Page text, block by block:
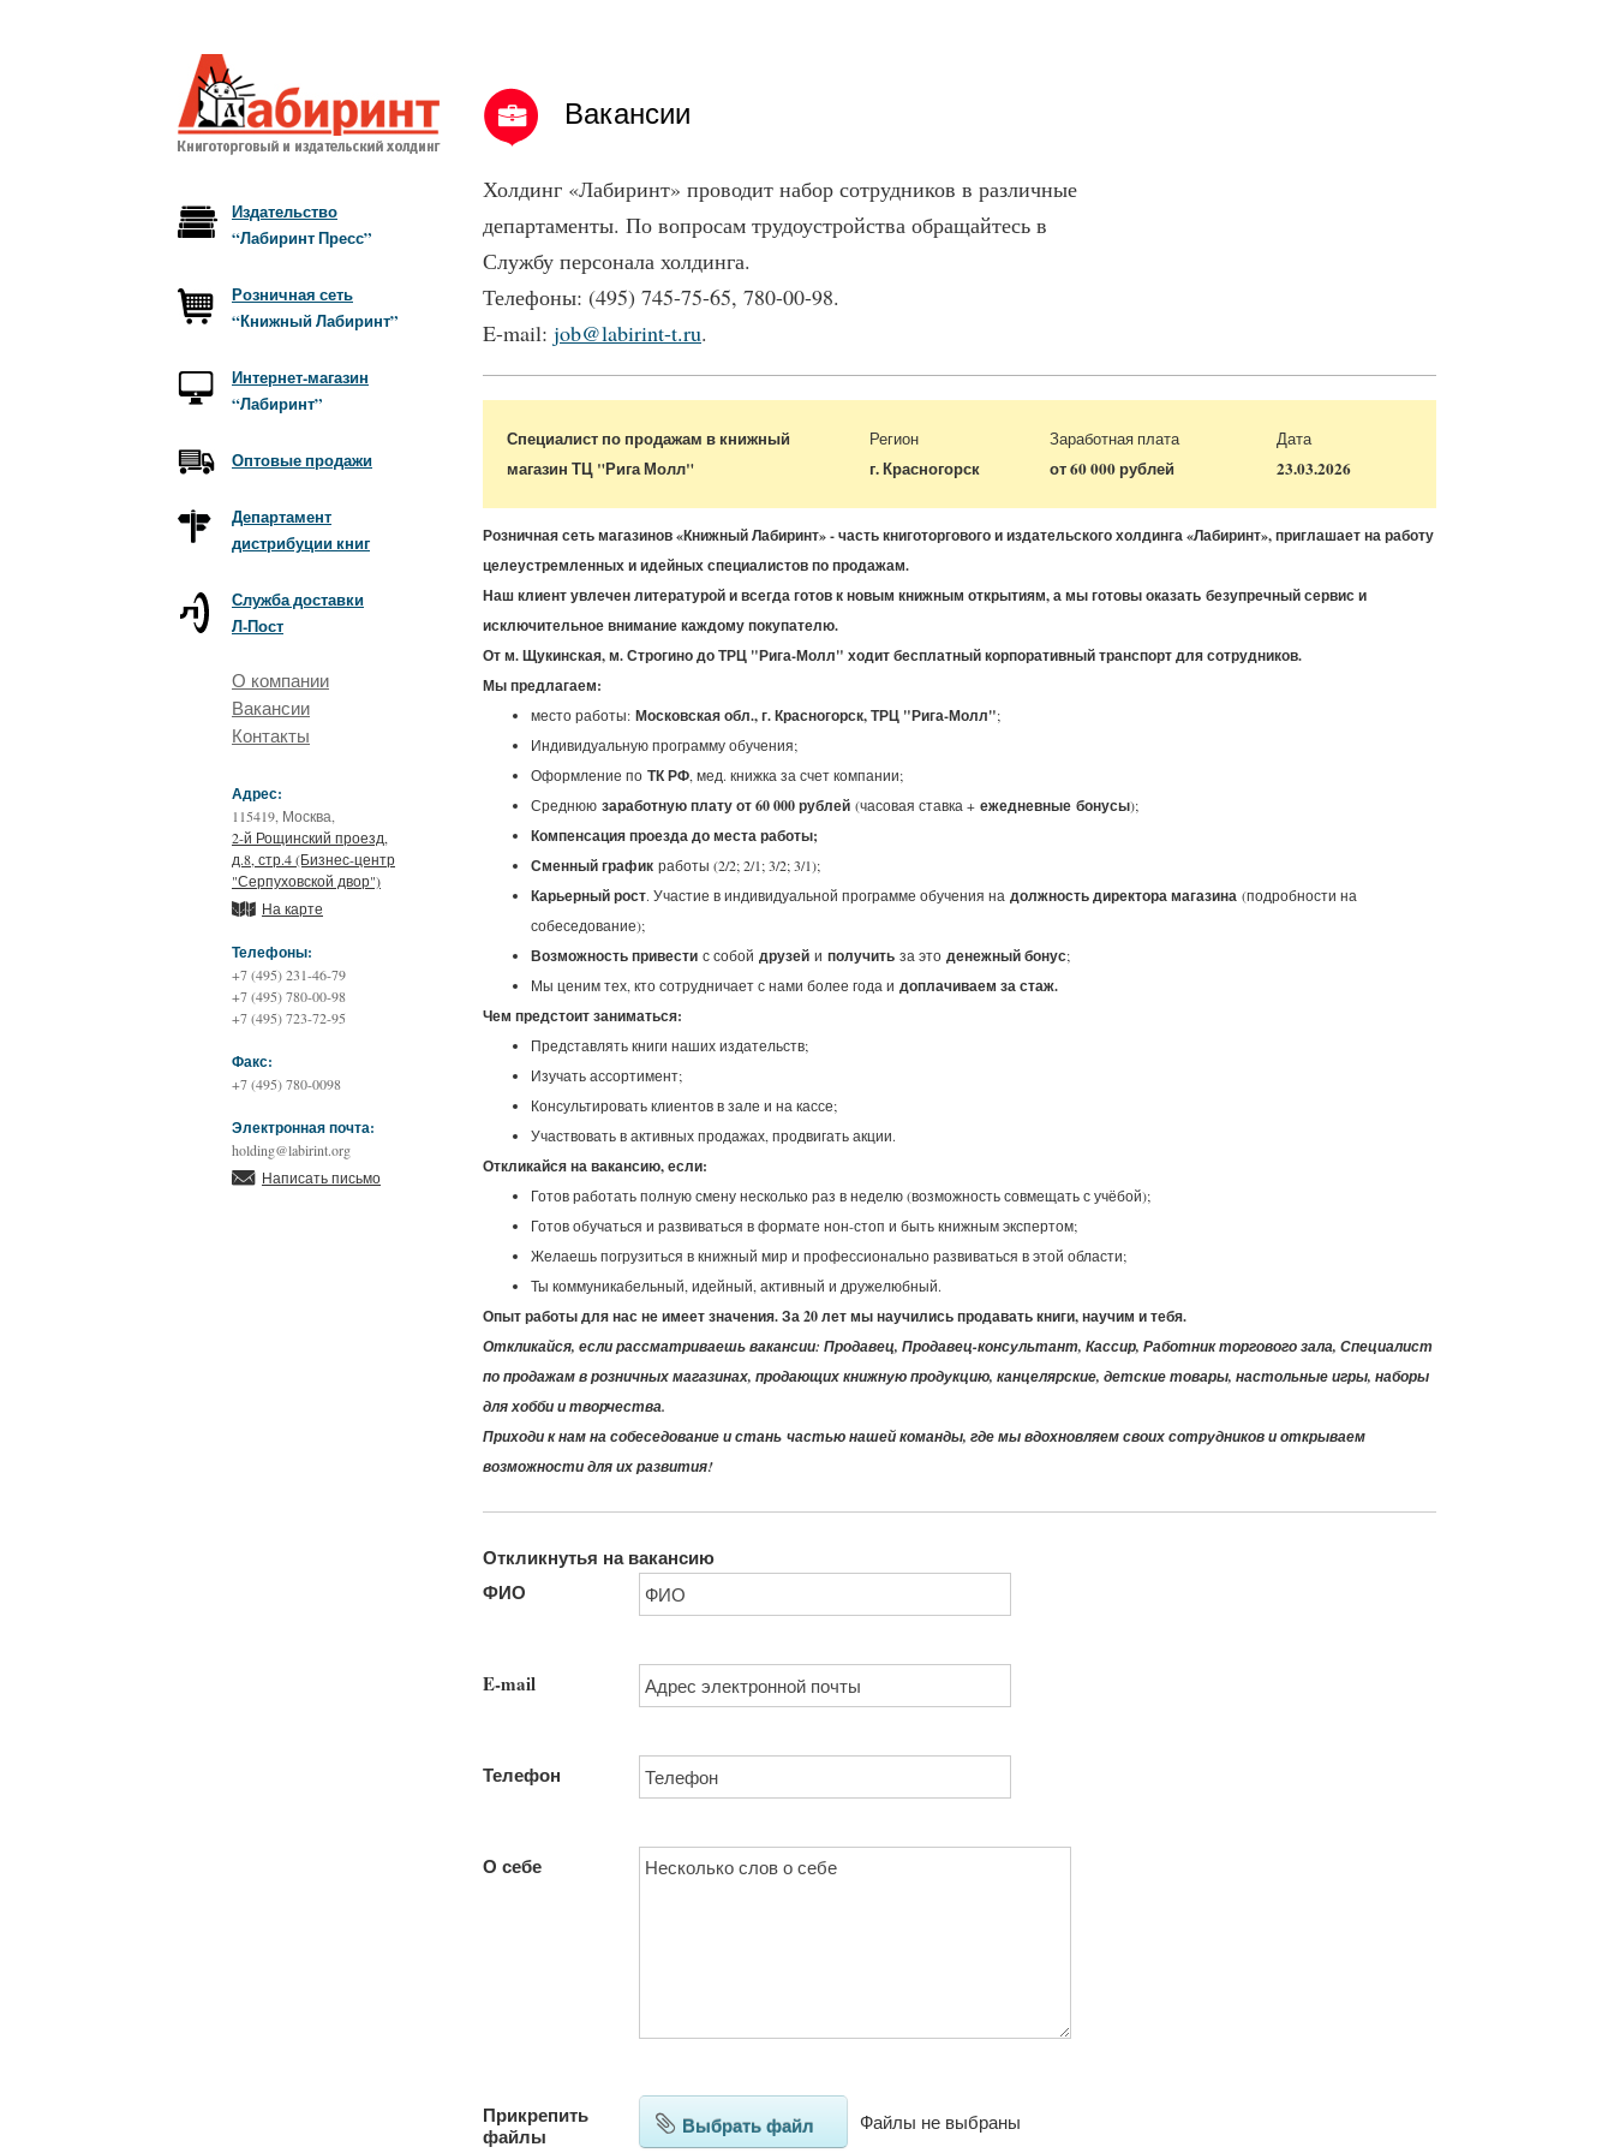
Издательство
“Лабиринт Пресс”
Розничная сеть
“Книжный Лабиринт”
Интернет-магазин
“Лабиринт”
Оптовые продажи
Департамент
дистрибуции книг
Служба доставки
Л-Пост
О компании
Вакансии
Контакты
Адрес:
115419, Москва,
2-й Рощинский проезд,
д.8, стр.4 (Бизнес-центр
"Серпуховской двор")
На карте
Телефоны:
+7 (495) 231-46-79
+7 (495) 780-00-98
+7 (495) 723-72-95
Факс:
+7 (495) 780-0098
Электронная почта:
holding@labirint.org
Написать письмо
Вакансии
Холдинг «Лабиринт» проводит набор сотрудников в различные
департаменты. По вопросам трудоустройства обращайтесь в
Службу персонала холдинга.
Телефоны: (495) 745-75-65, 780-00-98.
E-mail: job@labirint-t.ru.
Специалист по продажам в книжный
магазин ТЦ "Рига Молл"
Дата
23.03.2026
Заработная плата
от 60 000 рублей
Регион
г. Красногорск
Розничная сеть магазинов «Книжный Лабиринт» - часть книготоргового и издательского холдинга «Лабиринт», приглашает на работу
целеустремленных и идейных специалистов по продажам.
Наш клиент увлечен литературой и всегда готов к новым книжным открытиям, а мы готовы оказать безупречный сервис и
исключительное внимание каждому покупателю.
От м. Щукинская, м. Строгино до ТРЦ "Рига-Молл" ходит бесплатный корпоративный транспорт для сотрудников.
Мы предлагаем:
место работы: Московская обл., г. Красногорск, ТРЦ "Рига-Молл";
Индивидуальную программу обучения;
Оформление по ТК РФ, мед. книжка за счет компании;
Среднюю заработную плату от 60 000 рублей (часовая ставка + ежедневные бонусы);
Компенсация проезда до места работы;
Сменный график работы (2/2; 2/1; 3/2; 3/1);
Карьерный рост. Участие в индивидуальной программе обучения на должность директора магазина (подробности на
собеседование);
Возможность привести с собой друзей и получить за это денежный бонус;
Мы ценим тех, кто сотрудничает с нами более года и доплачиваем за стаж.
Чем предстоит заниматься:
Представлять книги наших издательств;
Изучать ассортимент;
Консультировать клиентов в зале и на кассе;
Участвовать в активных продажах, продвигать акции.
Откликайся на вакансию, если:
Готов работать полную смену несколько раз в неделю (возможность совмещать с учёбой);
Готов обучаться и развиваться в формате нон-стоп и быть книжным экспертом;
Желаешь погрузиться в книжный мир и профессионально развиваться в этой области;
Ты коммуникабельный, идейный, активный и дружелюбный.
Опыт работы для нас не имеет значения. За 20 лет мы научились продавать книги, научим и тебя.
Откликайся, если рассматриваешь вакансии: Продавец, Продавец-консультант, Кассир, Работник торгового зала, Специалист
по продажам в розничных магазинах, продающих книжную продукцию, канцелярские, детские товары, настольные игры, наборы
для хобби и творчества.
Приходи к нам на собеседование и стань частью нашей команды, где мы вдохновляем своих сотрудников и открываем
возможности для их развития!
Откликнутья на вакансию
ФИО
E-mail
Телефон
О себе
Прикрепить
файлы
Выбрать файл Файлы не выбраны